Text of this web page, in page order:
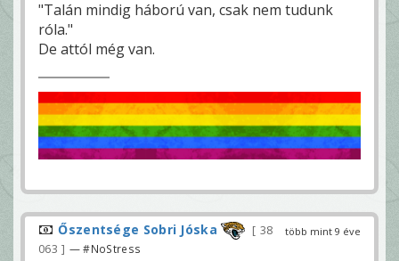
"Talán mindig háború van, csak nem tudunk
róla."
De attól még van.
több mint 9 éve
Őszentsége Sobri Jóska
38
063
— #NoStress